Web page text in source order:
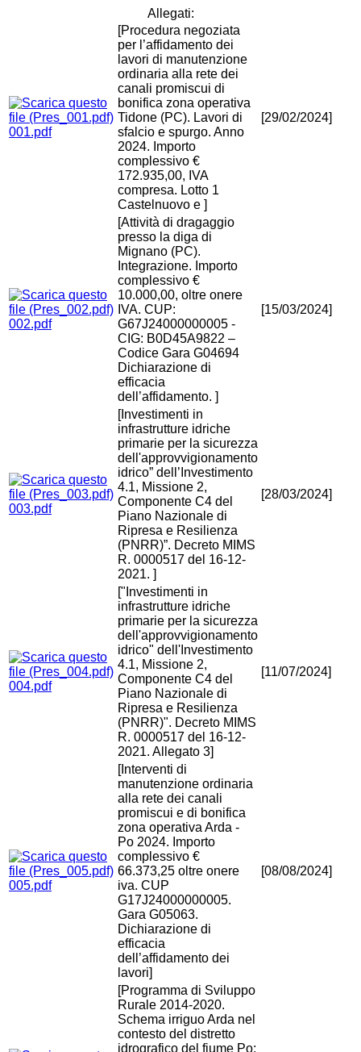
Allegati:
001.pdf
[Procedura negoziata
per l’affidamento dei
lavori di manutenzione
ordinaria alla rete dei
canali promiscui di
bonifica zona operativa
Tidone (PC). Lavori di
sfalcio e spurgo. Anno
2024. Importo
complessivo €
172.935,00, IVA
compresa. Lotto 1
Castelnuovo e ]
[29/02/2024]
002.pdf
[Attività di dragaggio
presso la diga di
Mignano (PC).
Integrazione. Importo
complessivo €
10.000,00, oltre onere
IVA. CUP:
G67J24000000005 -
CIG: B0D45A9822 –
Codice Gara G04694
Dichiarazione di
efficacia
dell’affidamento. ]
[15/03/2024]
003.pdf
[Investimenti in
infrastrutture idriche
primarie per la sicurezza
dell'approvvigionamento
idrico” dell’Investimento
4.1, Missione 2,
Componente C4 del
Piano Nazionale di
Ripresa e Resilienza
(PNRR)”. Decreto MIMS
R. 0000517 del 16-12-
2021. ]
[28/03/2024]
004.pdf
["Investimenti in
infrastrutture idriche
primarie per la sicurezza
dell'approvvigionamento
idrico" dell'Investimento
4.1, Missione 2,
Componente C4 del
Piano Nazionale di
Ripresa e Resilienza
(PNRR)". Decreto MIMS
R. 0000517 del 16-12-
2021. Allegato 3]
[11/07/2024]
005.pdf
[Interventi di
manutenzione ordinaria
alla rete dei canali
promiscui e di bonifica
zona operativa Arda -
Po 2024. Importo
complessivo €
66.373,25 oltre onere
iva. CUP
G17J24000000005.
Gara G05063.
Dichiarazione di
efficacia
dell’affidamento dei
lavori]
[08/08/2024]
[Programma di Sviluppo
Rurale 2014-2020.
Schema irriguo Arda nel
contesto del distretto
idrografico del fiume Po: